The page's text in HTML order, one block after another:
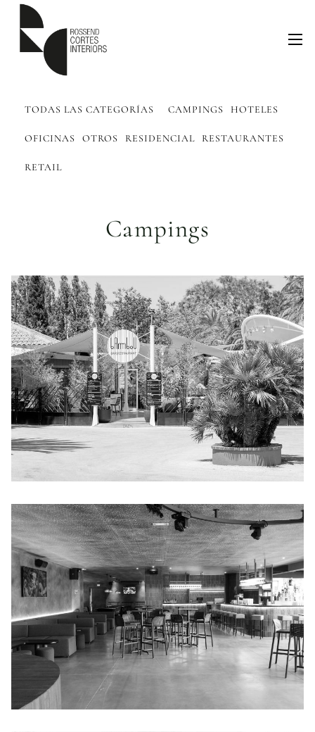
TODAS LAS CATEGORÍAS CAMPINGS HOTELES
OFICINAS OTROS RESIDENCIAL RESTAURANTES
RETAIL
Campings
BAMBOU
CAMPING LA SIRÈNE